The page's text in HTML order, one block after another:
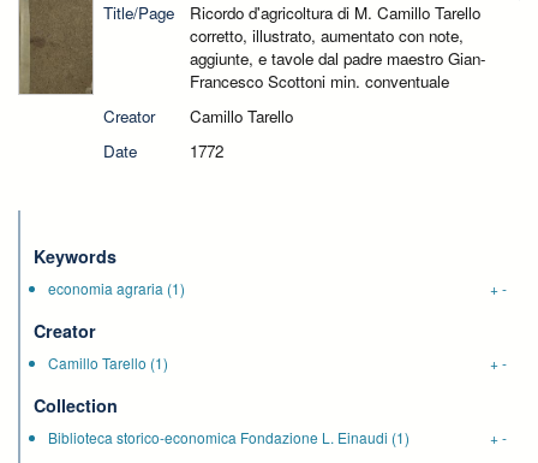
Title/Page
Ricordo d'agricoltura di M. Camillo Tarello
corretto, illustrato, aumentato con note,
aggiunte, e tavole dal padre maestro Gian-
Francesco Scottoni min. conventuale
Creator
Camillo Tarello
Date
1772
Keywords
economia agraria (1) +-
Creator
Camillo Tarello (1) +-
Collection
Biblioteca storico-economica Fondazione L. Einaudi (1) +-